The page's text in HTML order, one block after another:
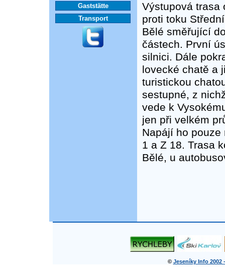
Gaststätte
Transport
Výstupová trasa
proti toku
Bělé směřující
částech. První
silnici. Dále
lovecké chatě a
turistickou
sestupné, z
vede k
jen při velkém
Napájí ho pouze
1 a Z 18. Trasa
Bělé, u
© Jeseníky Info 2002